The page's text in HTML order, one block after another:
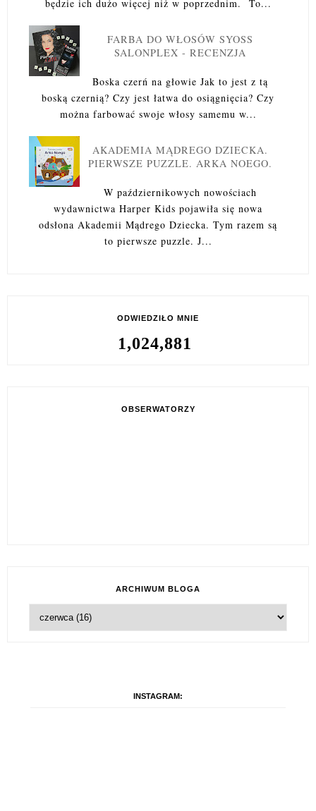
będzie ich dużo więcej niż w poprzednim. To...
FARBA DO WŁOSÓW SYOSS
SALONPLEX - RECENZJA
Boska czerń na głowie Jak to jest z tą
boską czernią? Czy jest łatwa do osiągnięcia? Czy
można farbować swoje włosy samemu w...
AKADEMIA MĄDREGO DZIECKA.
PIERWSZE PUZZLE. ARKA NOEGO.
W październikowych nowościach
wydawnictwa Harper Kids pojawiła się nowa
odsłona Akademii Mądrego Dziecka. Tym razem są
to pierwsze puzzle. J...
ODWIEDZIŁO MNIE
1,024,881
OBSERWATORZY
ARCHIWUM BLOGA
INSTAGRAM: